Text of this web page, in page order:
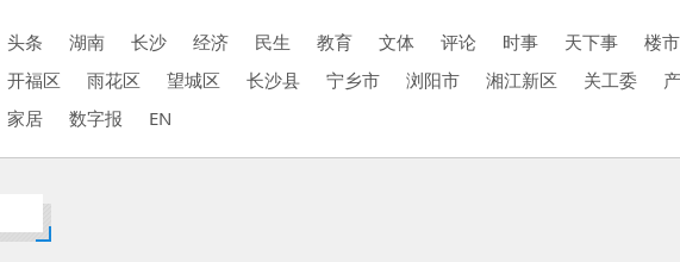
头条 湖南 长沙 经济 民生 教育 文体 评论 时事 天下事 楼市
开福区
雨花区 望城区 长沙县 宁乡市 浏阳市 湘江新区 关工委
家居
数字报 EN